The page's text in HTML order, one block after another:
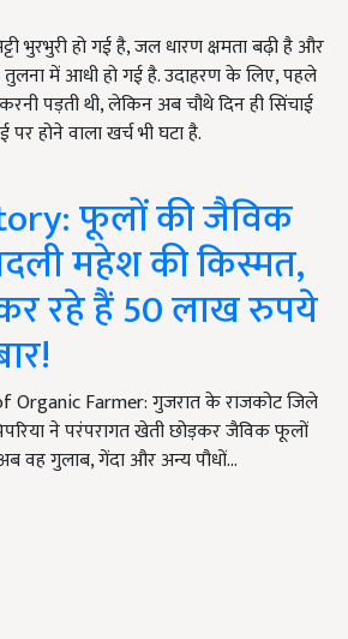
भुरभुरी हो गई है, जल धारण क्षमता बढ़ी है और
में आधी हो गई है. उदाहरण के लिए, पहले
पड़ती थी, लेकिन अब चौथे दिन ही सिंचाई
होने वाला खर्च भी घटा है.
फूलों की जैविक
महेश की किस्मत,
रहे हैं 50 लाख रुपये
Organic Farmer: गुजरात के राजकोट जिले
ने परंपरागत खेती छोड़कर जैविक फूलों
वह गुलाब, गेंदा और अन्य पौधों…